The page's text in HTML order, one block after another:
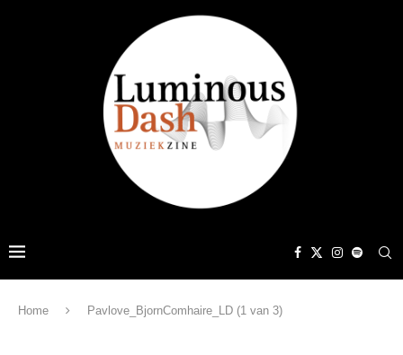
Home Pavlove_BjornComhaire_LD (1 van 3)